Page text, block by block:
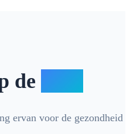
de
ervan voor de gezondheid